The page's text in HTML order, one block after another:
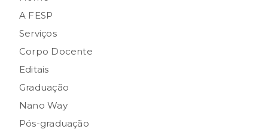
A FESP
Serviços
Corpo Docente
Editais
Graduação
Nano Way
Pós-graduação